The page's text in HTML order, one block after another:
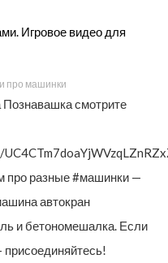
Игровое видео для
про машинки
смотрите
про разные #машинки —
автокран
и бетономешалка. Если